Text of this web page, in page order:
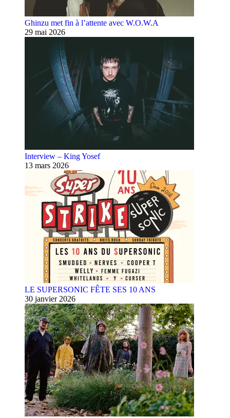
Ghinzu met fin à l’attente avec W.O.W.A
29 mai 2026
Interview – King Yosef
13 mars 2026
LE SUPERSONIC FÊTE SES 10 ANS
30 janvier 2026